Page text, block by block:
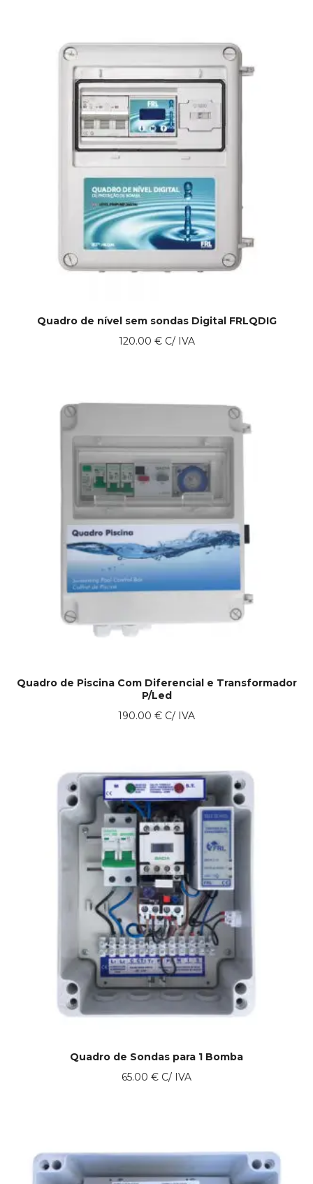
Quadro de nível sem sondas Digital FRLQDIG
120.00 €C/ IVA
Quadro de Piscina Com Diferencial e Transformador
P/Led
190.00 € C/ IVA
Quadro de Sondas para 1 Bomba
65.00 € C/ IVA